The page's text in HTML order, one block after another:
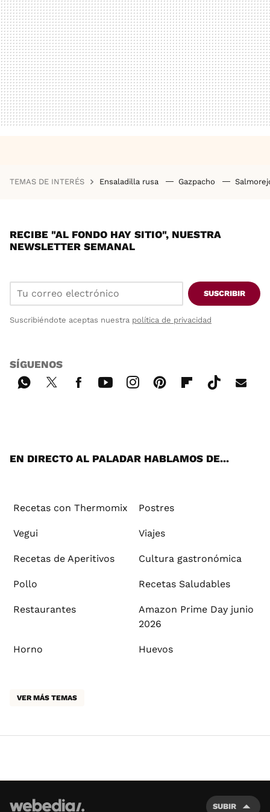
TEMAS DE INTERÉS Ensaladilla rusa Gazpacho
RECIBE "AL FONDO HAY SITIO", NUESTRA
NEWSLETTER SEMANAL
SUSCRIBIR
Suscribiéndote aceptas nuestra política de privacidad
SÍGUENOS
EN DIRECTO AL PALADAR HABLAMOS DE...
Recetas con Thermomix Postres
Vegui Viajes
Recetas de Aperitivos Cultura gastronómica
Pollo Recetas Saludables
Restaurantes
Amazon Prime Day junio
2026
Horno Huevos
VER MÁS TEMAS
SUBIR